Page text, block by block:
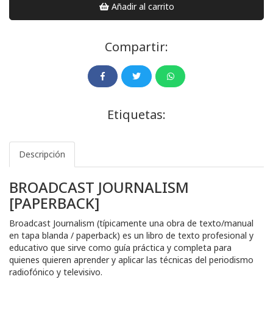
Añadir al carrito
Compartir:
Etiquetas:
Descripción
BROADCAST JOURNALISM
[PAPERBACK]
Broadcast Journalism (típicamente una obra de texto/manual
en tapa blanda / paperback) es un libro de texto profesional y
educativo que sirve como guía práctica y completa para
quienes quieren aprender y aplicar las técnicas del periodismo
radiofónico y televisivo.